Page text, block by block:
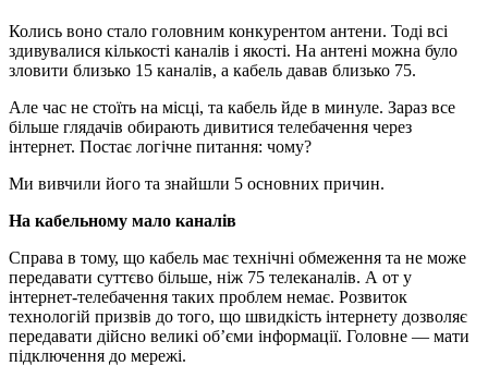
Колись воно стало головним конкурентом антени. Тоді всі
здивувалися кількості каналів і якості. На антені можна було
зловити близько 15 каналів, а кабель давав близько 75.
Але час не стоїть на місці, та кабель йде в минуле. Зараз все
більше глядачів обирають дивитися телебачення через
інтернет. Постає логічне питання: чому?
Ми вивчили його та знайшли 5 основних причин.
На кабельному мало каналів
Справа в тому, що кабель має технічні обмеження та не може
передавати суттєво більше, ніж 75 телеканалів. А от у
інтернет-телебачення таких проблем немає. Розвиток
технологій призвів до того, що швидкість інтернету дозволяє
передавати дійсно великі об’єми інформації. Головне — мати
підключення до мережі.